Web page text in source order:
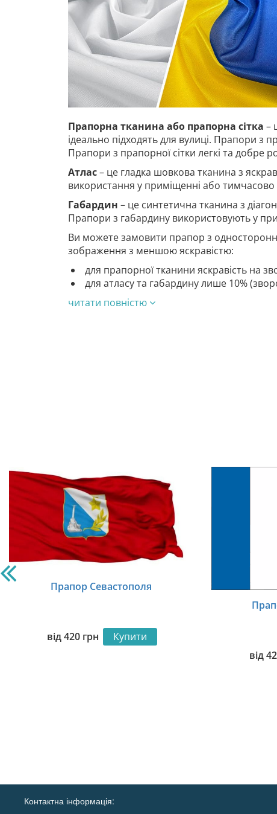
Прапорна тканина або прапорна сітка –
ідеально підходять для вулиці. Прапори з
Прапори з прапорної сітки легкі та добре
Атлас– це гладка шовкова тканина з
використання у приміщенні або тимчасово
Габардин – це синтетична тканина з
Прапори з габардину використовують у
Ви можете замовити прапор з
зображення з меншою яскравістю:
для прапорної тканини яскравість на
для атласу та габардину лише 10%
читати повністю
Прапор Севастополя
від420 грн Купити
від
Контактна інформація: